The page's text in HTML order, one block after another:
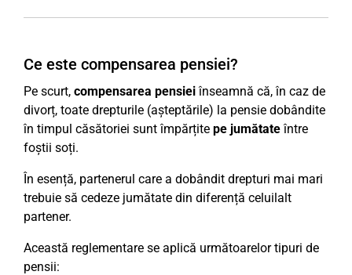
Ce este compensarea pensiei?
Pe scurt, compensarea pensieiînseamnă că, în caz de
divorț, toate drepturile (așteptările) la pensie dobândite
în timpul căsătoriei sunt împărțite pe jumătateîntre
foștii soți.
În esență, partenerul care a dobândit drepturi mai mari
trebuie să cedeze jumătate din diferență celuilalt
partener.
Această reglementare se aplică următoarelor tipuri de
pensii: